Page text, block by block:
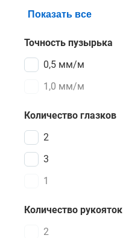
Показать все
Точность пузырька
0,5 мм/м
1,0 мм/м
Количество глазков
2
3
1
Количество рукояток
2